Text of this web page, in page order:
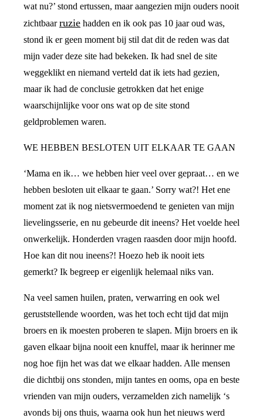
wat nu?’ stond ertussen, maar aangezien mijn ouders nooit
zichtbaarruzie hadden en ik ook pas 10 jaar oud was,
stond ik er geen moment bij stil dat dit de reden was dat
mijn vader deze site had bekeken. Ik had snel de site
weggeklikt en niemand verteld dat ik iets had gezien,
maar ik had de conclusie getrokken dat het enige
waarschijnlijke voor ons wat op de site stond
geldproblemen waren.
WE HEBBEN BESLOTEN UIT ELKAAR TE GAAN
‘Mama en ik… we hebben hier veel over gepraat… en we
hebben besloten uit elkaar te gaan.’ Sorry wat?! Het ene
moment zat ik nog nietsvermoedend te genieten van mijn
lievelingsserie, en nu gebeurde dit ineens? Het voelde heel
onwerkelijk. Honderden vragen raasden door mijn hoofd.
Hoe kan dit nou ineens?! Hoezo heb ik nooit iets
gemerkt? Ik begreep er eigenlijk helemaal niks van.
Na veel samen huilen, praten, verwarring en ook wel
geruststellende woorden, was het toch echt tijd dat mijn
broers en ik moesten proberen te slapen. Mijn broers en ik
gaven elkaar bijna nooit een knuffel, maar ik herinner me
nog hoe fijn het was dat we elkaar hadden. Alle mensen
die dichtbij ons stonden, mijn tantes en ooms, opa en beste
vrienden van mijn ouders, verzamelden zich namelijk ‘s
avonds bij ons thuis, waarna ook hun het nieuws werd